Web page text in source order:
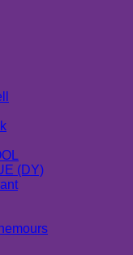
(DY)